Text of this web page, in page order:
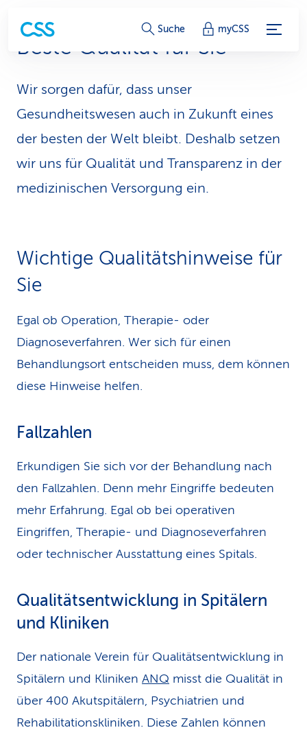
S
e
r
v
i
c
e
L
k
s
Suche myCSS
Beste Qualität für Sie
Wir sorgen dafür, dass unser
Gesundheitswesen auch in Zukunft eines
der besten der Welt bleibt. Deshalb setzen
wir uns für Qualität und Transparenz in der
medizinischen Versorgung ein.
Wichtige Qualitätshinweise für
Sie
Egal ob Operation, Therapie- oder
Diagnoseverfahren. Wer sich für einen
Behandlungsort entscheiden muss, dem können
diese Hinweise helfen.
Fallzahlen
Erkundigen Sie sich vor der Behandlung nach
den Fallzahlen. Denn mehr Eingriffe bedeuten
mehr Erfahrung. Egal ob bei operativen
Eingriffen, Therapie- und Diagnoseverfahren
oder technischer Ausstattung eines Spitals.
Qualitätsentwicklung in Spitälern
und Kliniken
Der nationale Verein für Qualitätsentwicklung in
Spitälern und Kliniken ANQ misst die Qualität in
über 400 Akutspitälern, Psychiatrien und
Rehabilitationskliniken. Diese Zahlen können